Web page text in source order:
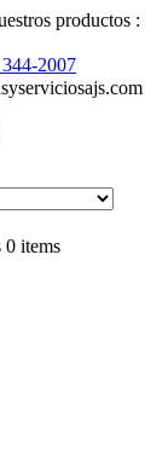
productos :
2007
0 items